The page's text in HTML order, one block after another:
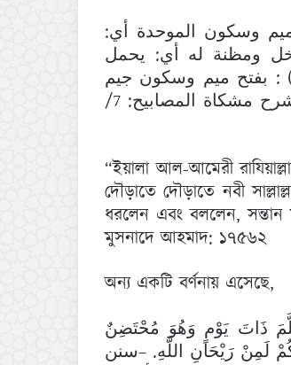
وسكون الموحدة أي:
ومظنة له أي: يحمل
: بفتح ميم وسكون جيم
وفتح موحدة أي: باعث على الجبن. اهــــــ – مرقاة المفاتيح شرح مشكاة المصابيح: 7/
“ইয়ালা আল-আমেরী
দৌড়াতে দৌড়াতে নবী
ধরলেন এবং বললেন,
মুসনাদে আহমাদ: ১৭৫৬২
অন্য একটি বর্ণনায় এসেছে,
ذَاتَ يَوْمٍ وَهُوَ مُحْتَضِنٌ
لَمِنْ رَيْحَانِ اللَّهِ. –سنن